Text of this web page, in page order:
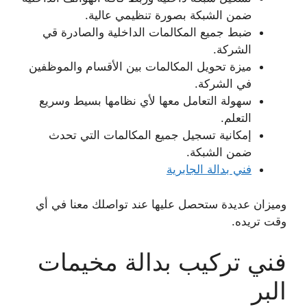
ضمن الشبكة بصورة تنظيمي عالية.
ضبط جميع المكالمات الداخلية والصادرة قي
الشركة.
ميزة تحويل المكالمات بين الأقسام والموظفين
في الشركة.
سهولة التعامل معها لأي نظامها بسيط وسريع
التعلم.
إمكانية تسجيل جميع المكالمات التي تحدث
ضمن الشبكة.
فني بدالة الجابرية
وميزان عديدة ستحصل عليها عند تواصلك معنا في أي
وقت تريده.
فني تركيب بدالة مخيمات
البر